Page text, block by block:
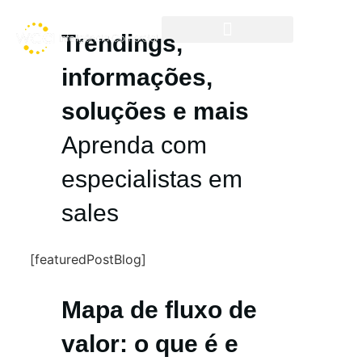
Trendings,
informações,
soluções e mais
Aprenda com
especialistas em
sales
[featuredPostBlog]
Mapa de fluxo de
valor: o que é e